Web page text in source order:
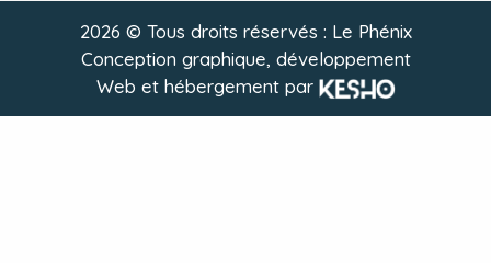
2026 © Tous droits réservés : Le Phénix
Conception graphique, développement
Web et hébergement par